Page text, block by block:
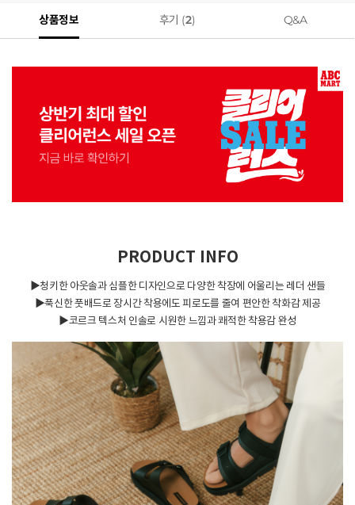
상품정보 후기 (2) Q&A
PRODUCT INFO
▶청키한 아웃솔과 심플한 디자인으로 다양한 착장에 어울리는 레더 샌들
▶푹신한 풋배드로 장시간 착용에도 피로도를 줄여 편안한 착화감 제공
▶코르크 텍스처 인솔로 시원한 느낌과 쾌적한 착용감 완성